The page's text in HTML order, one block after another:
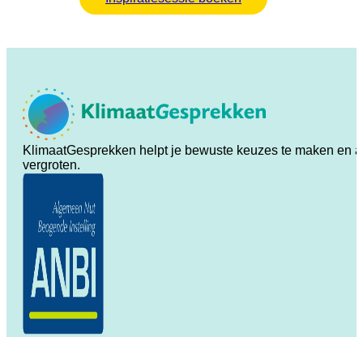
KlimaatGesprekken helpt je bewuste keuzes te maken en
vergroten.